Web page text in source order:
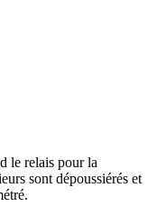
le relais pour la
sont dépoussiérés et